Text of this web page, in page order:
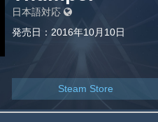
日本語対応
発売日：2016年10月10日
Steam Store